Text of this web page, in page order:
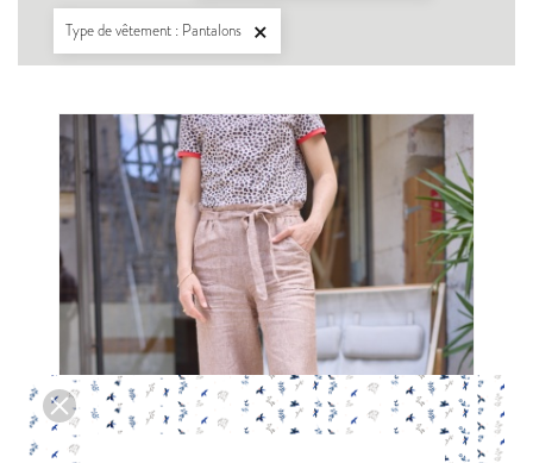
Type de vêtement : Pantalons 